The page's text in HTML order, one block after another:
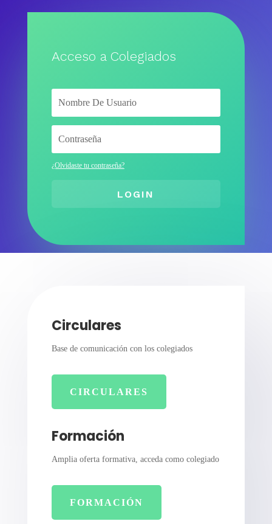
Acceso a Colegiados
¿Olvidaste tu contraseña?
LOGIN
Circulares
Base de comunicación con los colegiados
CIRCULARES
Formación
Amplia oferta formativa, acceda como colegiado
FORMACIÓN